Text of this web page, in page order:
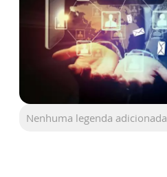
Nenhuma legenda adicionada